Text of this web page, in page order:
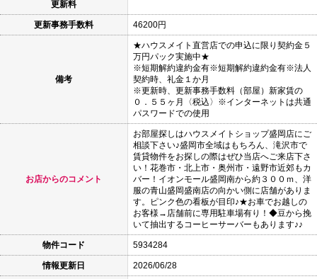
更新料
更新事務手数料 46200円
備考
★ハウスメイト直営店での申込に限り契約金５
万円パック実施中★
※短期解約違約金有※短期解約違約金有※法人
契約時、礼金１か月
※更新時、更新事務手数料（部屋）新家賃の
０．５５ヶ月〈税込〉※インターネットは共通
パスワードでの使用
お店からのコメント
お部屋探しはハウスメイトショップ盛岡店にご
相談下さい♪盛岡市全域はもちろん、滝沢市で
賃貸物件をお探しの際はぜひ当店へご来店下さ
い！花巻市・北上市・奥州市・遠野市近郊もカ
バー！イオンモール盛岡南から約３００ｍ、洋
服の青山盛岡盛南店の向かい側に店舗がありま
す。ピンク色の看板が目印♪★お車でお越しの
お客様→店舗前に専用駐車場有り！◆豆から挽
いて抽出するコーヒーサーバーもあります♪♪
物件コード 5934284
情報更新日 2026/06/28